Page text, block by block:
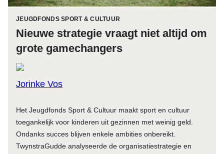
JEUGDFONDS SPORT & CULTUUR
Nieuwe strategie vraagt niet altijd om
grote gamechangers
Jorinke Vos
Het Jeugdfonds Sport & Cultuur maakt sport en cultuur
toegankelijk voor kinderen uit gezinnen met weinig geld.
Ondanks succes blijven enkele ambities onbereikt.
TwynstraGudde analyseerde de organisatiestrategie en